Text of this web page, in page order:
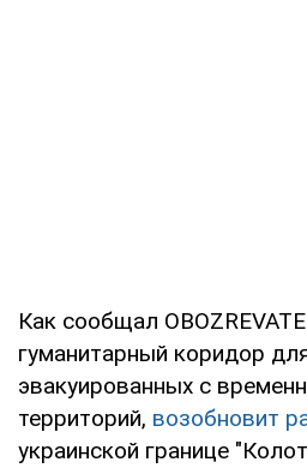
Как сообщал
гуманитарный коридор
эвакуированных с
территорий, возобновит
украинской границе